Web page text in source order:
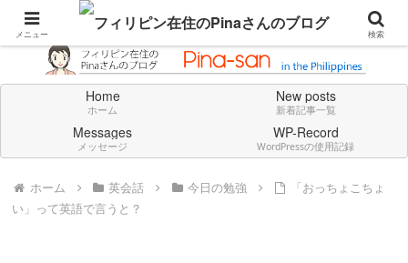
Don't think deeply. Feel always in English.
Home
ホーム
New posts
新着記事一覧
Messages
メッセージ
WP-Record
WordPressの使用記録
ホーム 英会話 今日の勉強
「おっちょこちょ
い」って英語で言うと？
メニュー 検索